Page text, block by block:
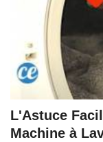
L'Astuce
Machine à